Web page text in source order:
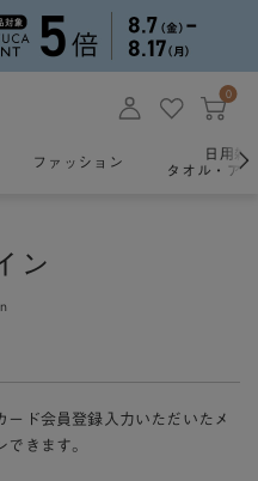
0
ファッション
日用雑
タオル・ア
ン
ド会員登録入力いただいたメ
きます。